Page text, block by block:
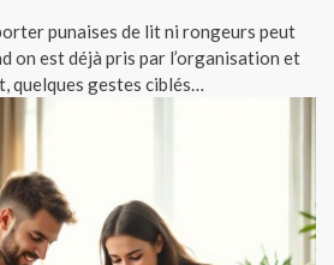
punaises de lit ni rongeurs peut
on est déjà pris par l’organisation et
quelques gestes ciblés…